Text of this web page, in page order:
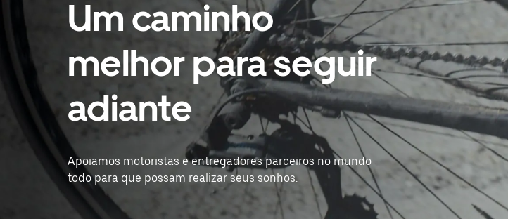
Um caminho
melhor para seguir
adiante
Apoiamos motoristas e entregadores parceiros no mundo
todo para que possam realizar seus sonhos.